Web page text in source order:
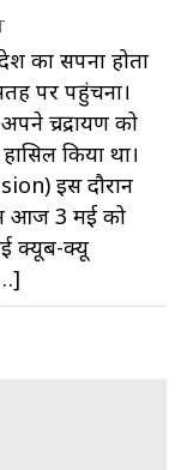
का सपना होता
पर पहुंचना।
च्रद्रायण को
किया था।
इस दौरान
आज 3 मई को
क्यूब-क्यू